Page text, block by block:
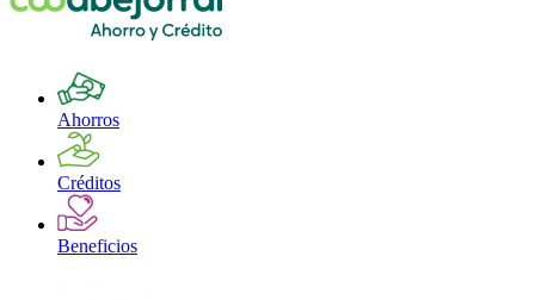
Ahorros
Créditos
Beneficios